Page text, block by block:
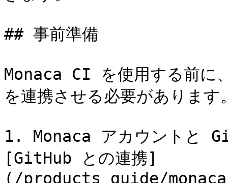
## 事前準備
Monaca CI を使用する前に
を連携させる必要がありま
1. Monaca アカウントと
[GitHub との連携]
(/products_guide/